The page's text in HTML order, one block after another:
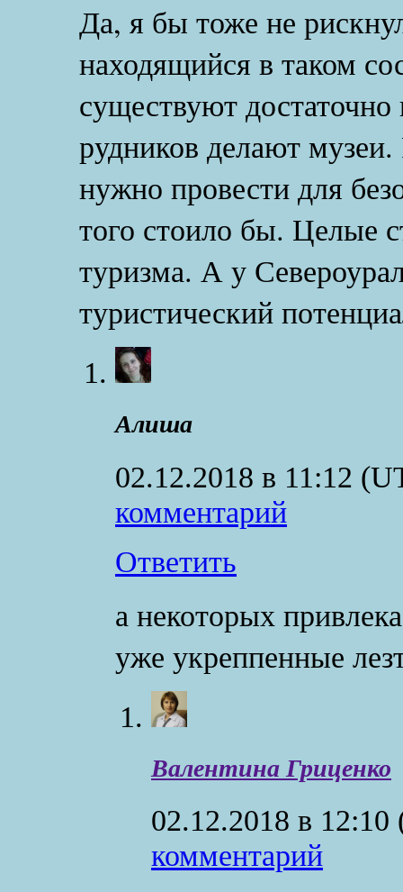
Да, я бы тоже не
находящийся в таком
существуют
рудников делают
нужно провести для
того стоило бы. Целые
туризма. А у
туристический
Алиша
02.12.2018 в 11:12
комментарий
Ответить
а некоторых
уже укреппенные
Валентина Гриценко
02.12.2018 в 12:10
комментарий